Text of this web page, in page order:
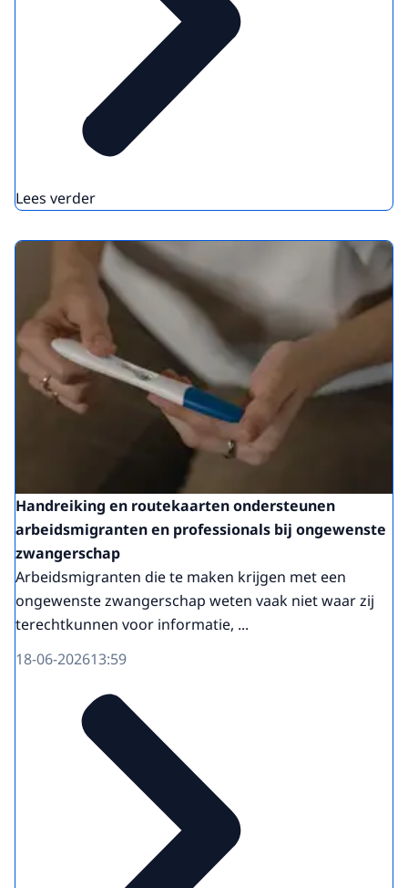
Lees verder
Handreiking en routekaarten ondersteunen
arbeidsmigranten en professionals bij ongewenste
zwangerschap
Arbeidsmigranten die te maken krijgen met een
ongewenste zwangerschap weten vaak niet waar zij
terechtkunnen voor informatie, ...
18-06-202613:59